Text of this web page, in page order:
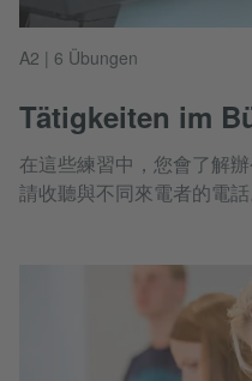
A2 | 6 Übungen
Tätigkeiten im
在這些練習中，您會了解
請收聽與不同來電者的電話